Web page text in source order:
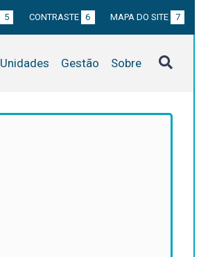
5 CONTRASTE 6 MAPA DO SITE 7
Unidades Gestão Sobre